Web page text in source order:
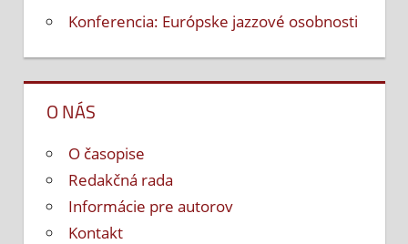
Konferencia: Európske jazzové osobnosti
O NÁS
O časopise
Redakčná rada
Informácie pre autorov
Kontakt